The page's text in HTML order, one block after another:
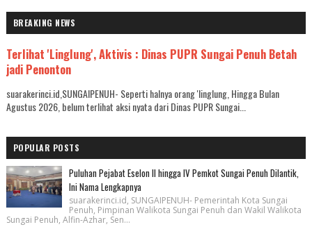
BREAKING NEWS
Terlihat 'Linglung', Aktivis : Dinas PUPR Sungai Penuh Betah
jadi Penonton
suarakerinci.id,SUNGAIPENUH- Seperti halnya orang 'linglung, Hingga Bulan
Agustus 2026, belum terlihat aksi nyata dari Dinas PUPR Sungai...
POPULAR POSTS
Puluhan Pejabat Eselon II hingga IV Pemkot Sungai Penuh Dilantik,
Ini Nama Lengkapnya
suarakerinci.id, SUNGAIPENUH- Pemerintah Kota Sungai
Penuh, Pimpinan Walikota Sungai Penuh dan Wakil Walikota
Sungai Penuh, Alfin-Azhar, Sen...